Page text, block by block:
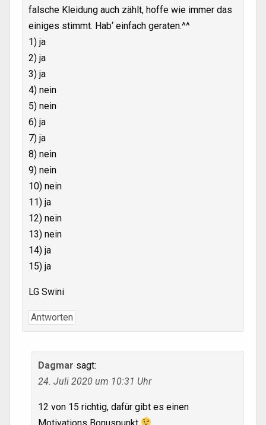
falsche Kleidung auch zählt, hoffe wie immer das
einiges stimmt. Hab‘ einfach geraten.^^
1) ja
2) ja
3) ja
4) nein
5) nein
6) ja
7) ja
8) nein
9) nein
10) nein
11) ja
12) nein
13) nein
14) ja
15) ja
LG Swini
Antworten
Dagmar sagt:
24. Juli 2020 um 10:31 Uhr
12 von 15 richtig, dafür gibt es einen
Motivations Bonuspunkt